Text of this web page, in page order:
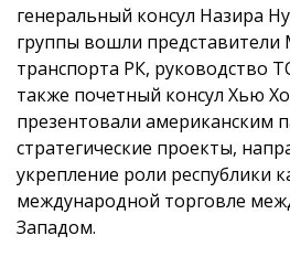
генеральный консул Назира
группы вошли представители
транспорта РК, руководство
также почетный консул Хью
презентовали американским
стратегические проекты,
укрепление роли республики
международной торговле
Западом.